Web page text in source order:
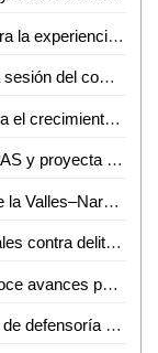
Gobierno del estado abre inscripciones para la experiencia Toyota en ventas
Protección civil estatal participa en tercera sesión del comité técnico estatal de manejo del fuego
Hotel Tru by Hilton será un parteaguas para el crecimiento de Ciudad Valles: Sedeco
Soledad avanza en su salida de INTERAPAS y proyecta nuevas obras para la zona oriente
Dos lesionados en choque de motos sobre la Valles–Naranjo
Fiscalía refuerza acciones interinstitucionales contra delito de extorsión
SCT mantiene diálogo con taxistas; reconoce avances pero persisten malas prácticas
Más de 570 atenciones brindó la dirección de defensoría social durante mayo y junio en Ciudad Valles